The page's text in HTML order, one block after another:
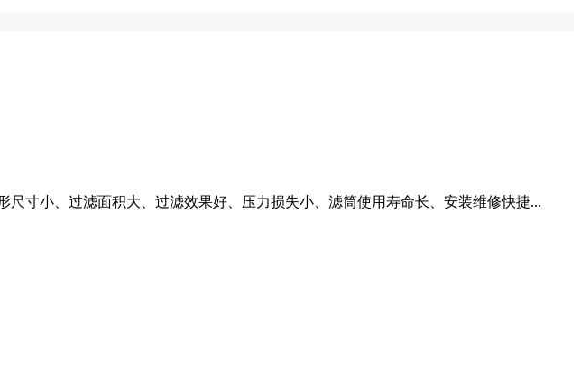
寸小、过滤面积大、过滤效果好、压力损失小、滤筒使用寿命长、安装维修快捷...